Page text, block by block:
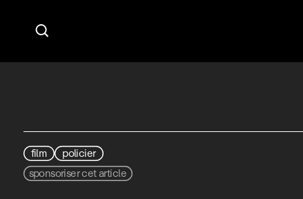

film
policier
sponsoriser cet article